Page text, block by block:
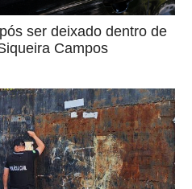
ser deixado dentro de
Campos